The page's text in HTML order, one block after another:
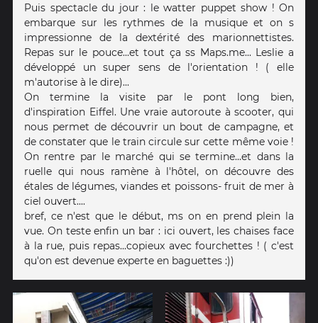
Puis spectacle du jour : le watter puppet show ! On
embarque sur les rythmes de la musique et on s
impressionne de la dextérité des marionnettistes.
Repas sur le pouce...et tout ça ss Maps.me... Leslie a
développé un super sens de l'orientation ! ( elle
m'autorise à le dire)...
On termine la visite par le pont long bien,
d'inspiration Eiffel. Une vraie autoroute à scooter, qui
nous permet de découvrir un bout de campagne, et
de constater que le train circule sur cette même voie !
On rentre par le marché qui se termine...et dans la
ruelle qui nous ramène à l'hôtel, on découvre des
étales de légumes, viandes et poissons- fruit de mer à
ciel ouvert....
bref, ce n'est que le début, ms on en prend plein la
vue. On teste enfin un bar : ici ouvert, les chaises face
à la rue, puis repas...copieux avec fourchettes ! ( c'est
qu'on est devenue experte en baguettes :))